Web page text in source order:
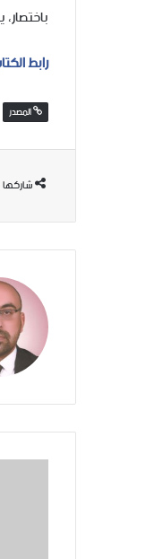
رابط
المصدر
شاركها